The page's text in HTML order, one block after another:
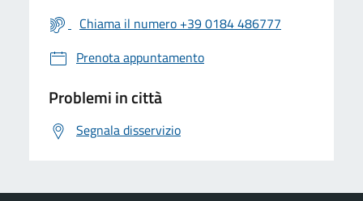
Chiama il numero +39 0184 486777
Prenota appuntamento
Problemi in città
Segnala disservizio